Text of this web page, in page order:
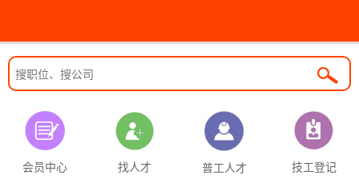
会员中心 找人才 普工人才 技工登记